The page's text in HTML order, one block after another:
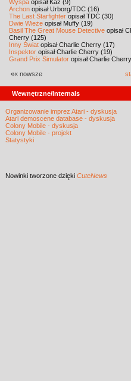
Wyspa opisał Kaz (9)
Archon opisał Urborg/TDC (16)
The Last Starfighter opisał TDC (30)
Dwie Wieże opisał Muffy (19)
Basil The Great Mouse Detective opisał
Cherry (125)
Inny Świat opisał Charlie Cherry (17)
Inspektor opisał Charlie Cherry (19)
Grand Prix Simulator opisał Charlie
«« nowsze
Wewnętrzne/Internals
Organizowanie imprez Atari - dyskusja
Atari demoscene database - dyskusja
Colony Mobile - dyskusja
Colony Mobile - projekt
Statystyki
Nowinki tworzone dzięki CuteNews